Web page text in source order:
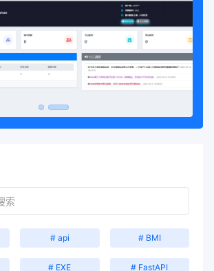
# api # BMI
# EXE # FastAPI